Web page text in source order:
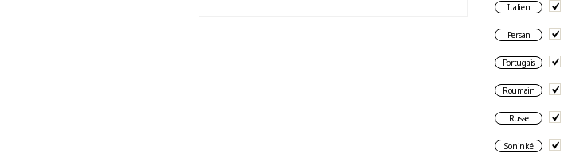
Italien
Persan
Portugais
Roumain
Russe
Soninké